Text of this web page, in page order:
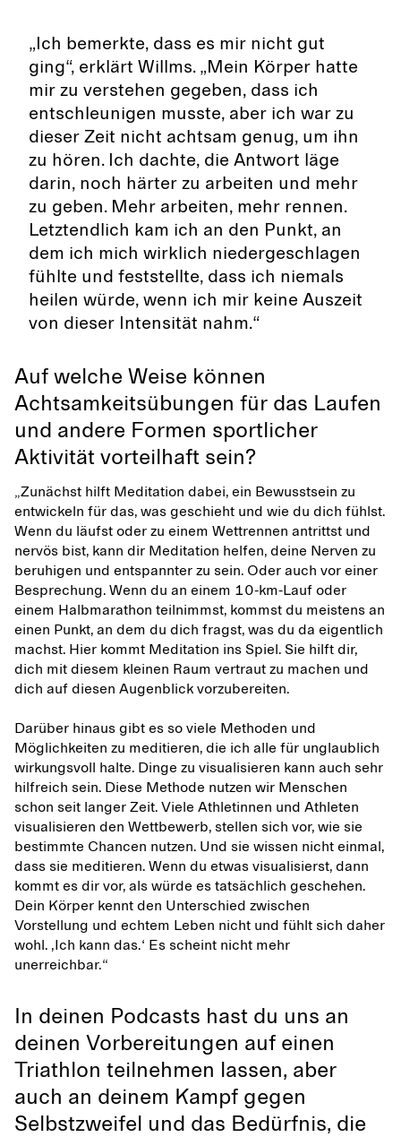
„Ich bemerkte, dass es mir nicht gut
ging“, erklärt Willms. „Mein Körper hatte
mir zu verstehen gegeben, dass ich
entschleunigen musste, aber ich war zu
dieser Zeit nicht achtsam genug, um ihn
zu hören. Ich dachte, die Antwort läge
darin, noch härter zu arbeiten und mehr
zu geben. Mehr arbeiten, mehr rennen.
Letztendlich kam ich an den Punkt, an
dem ich mich wirklich niedergeschlagen
fühlte und feststellte, dass ich niemals
heilen würde, wenn ich mir keine Auszeit
von dieser Intensität nahm.“
Auf welche Weise können
Achtsamkeitsübungen für das Laufen
und andere Formen sportlicher
Aktivität vorteilhaft sein?
„Zunächst hilft Meditation dabei, ein Bewusstsein zu
entwickeln für das, was geschieht und wie du dich fühlst.
Wenn du läufst oder zu einem Wettrennen antrittst und
nervös bist, kann dir Meditation helfen, deine Nerven zu
beruhigen und entspannter zu sein. Oder auch vor einer
Besprechung. Wenn du an einem 10-km-Lauf oder
einem Halbmarathon teilnimmst, kommst du meistens an
einen Punkt, an dem du dich fragst, was du da eigentlich
machst. Hier kommt Meditation ins Spiel. Sie hilft dir,
dich mit diesem kleinen Raum vertraut zu machen und
dich auf diesen Augenblick vorzubereiten.
Darüber hinaus gibt es so viele Methoden und
Möglichkeiten zu meditieren, die ich alle für unglaublich
wirkungsvoll halte. Dinge zu visualisieren kann auch sehr
hilfreich sein. Diese Methode nutzen wir Menschen
schon seit langer Zeit. Viele Athletinnen und Athleten
visualisieren den Wettbewerb, stellen sich vor, wie sie
bestimmte Chancen nutzen. Und sie wissen nicht einmal,
dass sie meditieren. Wenn du etwas visualisierst, dann
kommt es dir vor, als würde es tatsächlich geschehen.
Dein Körper kennt den Unterschied zwischen
Vorstellung und echtem Leben nicht und fühlt sich daher
wohl. ‚Ich kann das.‘ Es scheint nicht mehr
unerreichbar.“
In deinen Podcasts hast du uns an
deinen Vorbereitungen auf einen
Triathlon teilnehmen lassen, aber
auch an deinem Kampf gegen
Selbstzweifel und das Bedürfnis, die